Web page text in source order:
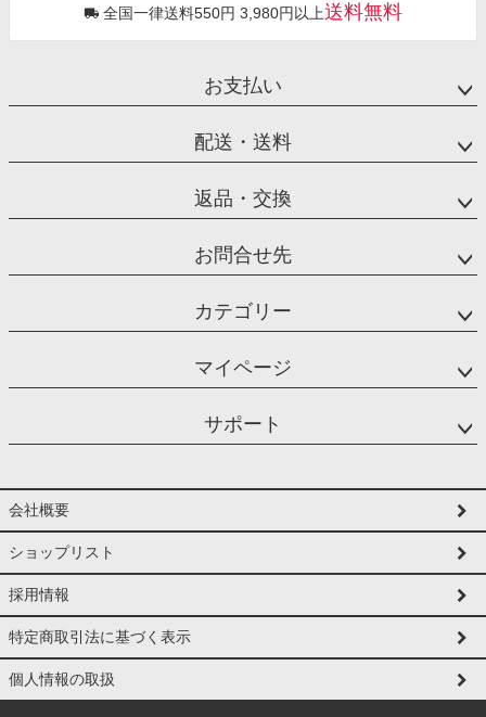
全国一律送料550円 3,980円以上送料無料
お支払い
配送・送料
返品・交換
お問合せ先
カテゴリー
マイページ
サポート
会社概要
ショップリスト
採用情報
特定商取引法に基づく表示
個人情報の取扱